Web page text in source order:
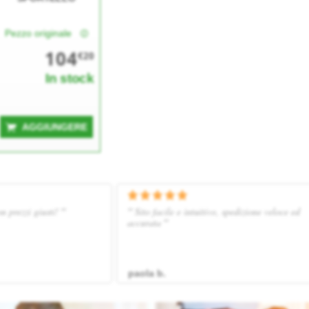
Pezzo originale
104€20
In stock
AGGIUNGERE